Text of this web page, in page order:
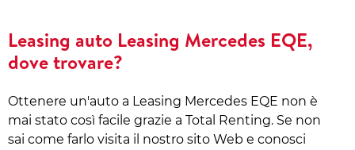
Leasing auto Leasing Mercedes EQE,
dove trovare?
Ottenere un'auto a Leasing Mercedes EQE non è
mai stato così facile grazie a Total Renting. Se non
sai come farlo visita il nostro sito Web e conosci